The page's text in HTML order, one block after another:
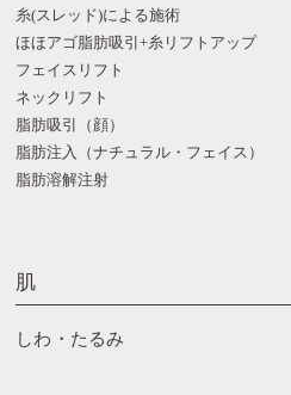
糸(スレッド)による施術
ほほアゴ脂肪吸引+糸リフトアップ
フェイスリフト
ネックリフト
脂肪吸引（顔）
脂肪注入（ナチュラル・フェイス）
脂肪溶解注射
肌
しわ・たるみ